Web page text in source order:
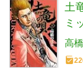
土
ミ
高